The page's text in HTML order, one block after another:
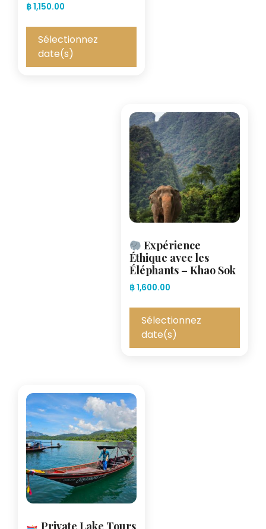
฿1,150.00
Sélectionnez
date(s)
Expérience
Éthique avec les
Éléphants – Khao Sok
฿1,600.00
Sélectionnez
date(s)
Private Lake Tours